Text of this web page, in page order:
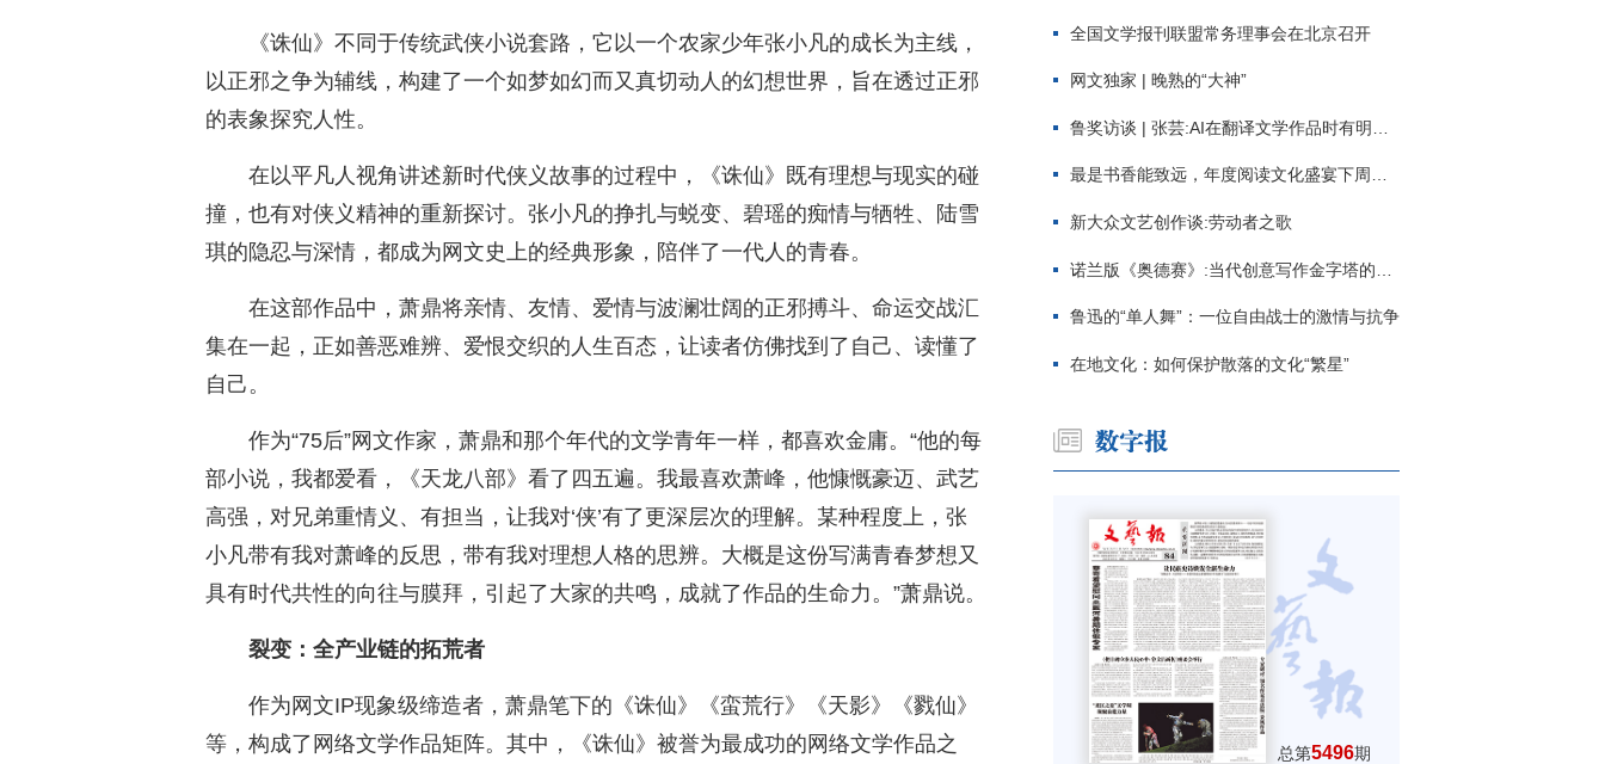
《诛仙》不同于传统武侠小说套路，它以一个农家少年张小凡的成长为主线，
以正邪之争为辅线，构建了一个如梦如幻而又真切动人的幻想世界，旨在透过正邪
的表象探究人性。
在以平凡人视角讲述新时代侠义故事的过程中，《诛仙》既有理想与现实的碰
撞，也有对侠义精神的重新探讨。张小凡的挣扎与蜕变、碧瑶的痴情与牺牲、陆雪
琪的隐忍与深情，都成为网文史上的经典形象，陪伴了一代人的青春。
在这部作品中，萧鼎将亲情、友情、爱情与波澜壮阔的正邪搏斗、命运交战汇
集在一起，正如善恶难辨、爱恨交织的人生百态，让读者仿佛找到了自己、读懂了
自己。
作为“75后”网文作家，萧鼎和那个年代的文学青年一样，都喜欢金庸。“他的每
部小说，我都爱看，《天龙八部》看了四五遍。我最喜欢萧峰，他慷慨豪迈、武艺
高强，对兄弟重情义、有担当，让我对‘侠’有了更深层次的理解。某种程度上，张
小凡带有我对萧峰的反思，带有我对理想人格的思辨。大概是这份写满青春梦想又
具有时代共性的向往与膜拜，引起了大家的共鸣，成就了作品的生命力。”萧鼎说。
裂变：全产业链的拓荒者
作为网文IP现象级缔造者，萧鼎笔下的《诛仙》《蛮荒行》《天影》《戮仙》
等，构成了网络文学作品矩阵。其中，《诛仙》被誉为最成功的网络文学作品之
全国文学报刊联盟常务理事会在北京召开
网文独家 | 晚熟的“大神”
鲁奖访谈 | 张芸:AI在翻译文学作品时有明显局限
最是书香能致远，年度阅读文化盛宴下周启幕
新大众文艺创作谈:劳动者之歌
诺兰版《奥德赛》:当代创意写作金字塔的宏伟与平庸
鲁迅的“单人舞”：一位自由战士的激情与抗争
在地文化：如何保护散落的文化“繁星”
总第5496期